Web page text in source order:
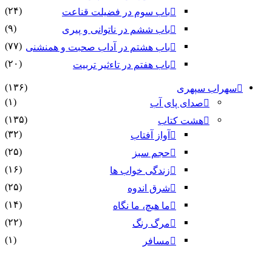
باب سوم در فضیلت قناعت
(۲۴)
باب ششم در ناتوانى و پیرى
(۹)
باب هشتم در آداب صحبت و همنشنى (۷۷)
باب هفتم در تاءثیر تربیت
(۲۰)
سهراب سپهری
(۱۳۶)
صدای پای آب
(۱)
هشت کتاب
(۱۳۵)
آواز آفتاب
(۳۲)
حجم سبز
(۲۵)
زندگی خواب ها
(۱۶)
شرق اندوه
(۲۵)
ما هیچ، ما نگاه
(۱۴)
مرگ رنگ
(۲۲)
مسافر
(۱)